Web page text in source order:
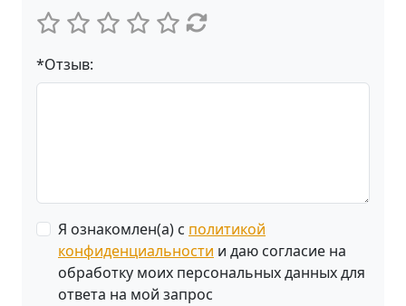
*Отзыв:
Я ознакомлен(а) с политикой
конфиденциальности и даю согласие на
обработку моих персональных данных для
ответа на мой запрос